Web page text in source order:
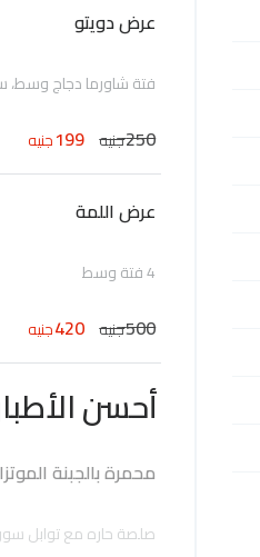
عرض دويتو
فتة شاورما دجاج وسط،
250جنيه 199جنيه
عرض اللمة
4 فتة وسط
500جنيه 420جنيه
أحسن
محمرة بالجبنة
صلصة حاره مع توابل